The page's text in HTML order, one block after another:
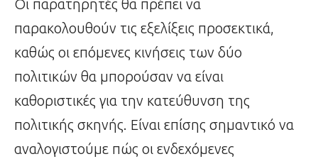
Οι παρατηρητές θα πρέπει να
παρακολουθούν τις εξελίξεις προσεκτικά,
καθώς οι επόμενες κινήσεις των δύο
πολιτικών θα μπορούσαν να είναι
καθοριστικές για την κατεύθυνση της
πολιτικής σκηνής. Είναι επίσης σημαντικό να
αναλογιστούμε πώς οι ενδεχόμενες